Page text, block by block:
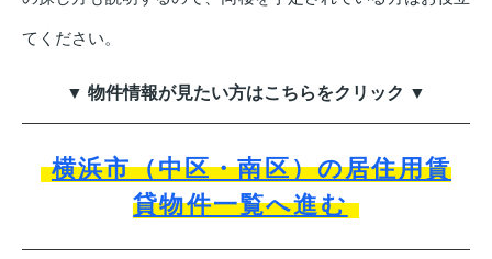
てください。
▼ 物件情報が見たい方はこちらをクリック ▼
横浜市（中区・南区）の居住用賃
貸物件一覧へ進む